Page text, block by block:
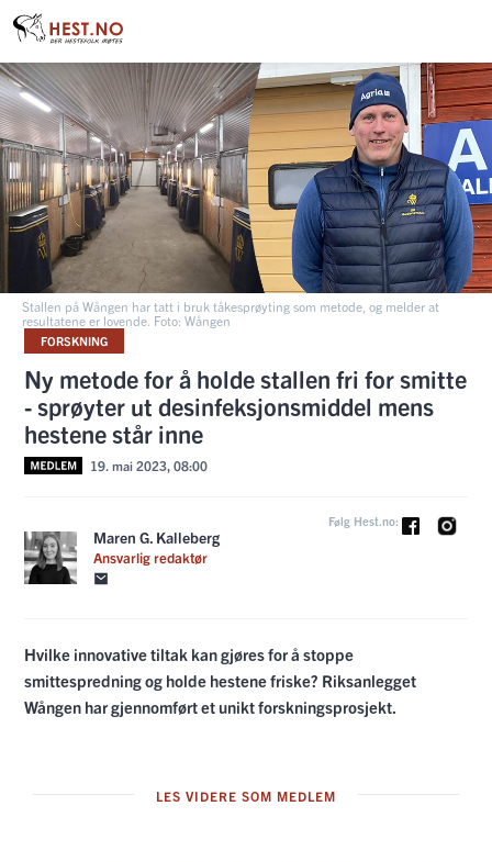
Stallen på Wången har tatt i bruk tåkesprøyting som metode, og melder at
resultatene er lovende. Foto: Wången
FORSKNING
Ny metode for å holde stallen fri for smitte
- sprøyter ut desinfeksjonsmiddel mens
hestene står inne
19. mai 2023, 08:00
Maren G. Kalleberg
Ansvarlig redaktør
Følg Hest.no:
Hvilke innovative tiltak kan gjøres for å stoppe
smittespredning og holde hestene friske? Riksanlegget
Wången har gjennomført et unikt forskningsprosjekt.
LES VIDERE SOM MEDLEM